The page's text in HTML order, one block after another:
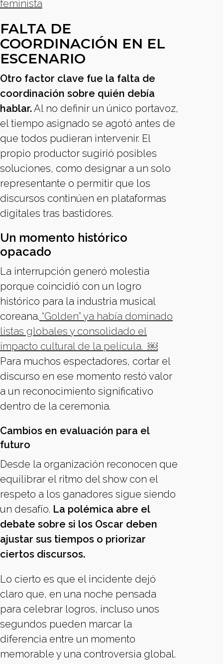
feminista
FALTA DE
COORDINACIÓN EN EL
ESCENARIO
Otro factor clave fue la falta de
coordinación sobre quién debía
hablar.Al no definir un único portavoz,
el tiempo asignado se agotó antes de
que todos pudieran intervenir. El
propio productor sugirió posibles
soluciones, como designar a un solo
representante o permitir que los
discursos continúen en plataformas
digitales tras bastidores.
Un momento histórico
opacado
La interrupción generó molestia
porque coincidió con un logro
histórico para la industria musical
coreana. “Golden” ya había dominado
listas globales y consolidado el
impacto cultural de la película. ￼
Para muchos espectadores, cortar el
discurso en ese momento restó valor
a un reconocimiento significativo
dentro de la ceremonia.
Cambios en evaluación para el
futuro
Desde la organización reconocen que
equilibrar el ritmo del show con el
respeto a los ganadores sigue siendo
un desafío. La polémica abre el
debate sobre si los Oscar deben
ajustar sus tiempos o priorizar
ciertos discursos.
Lo cierto es que el incidente dejó
claro que, en una noche pensada
para celebrar logros, incluso unos
segundos pueden marcar la
diferencia entre un momento
memorable y una controversia global.